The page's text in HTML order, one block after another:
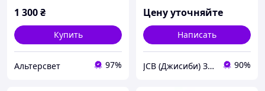
1 300₴
Купить
Альтерсвет 97%
Цену уточняйте
Написать
JCB (Джисиби) Запчасти - Сервис - Ремонт спецтехники 90%